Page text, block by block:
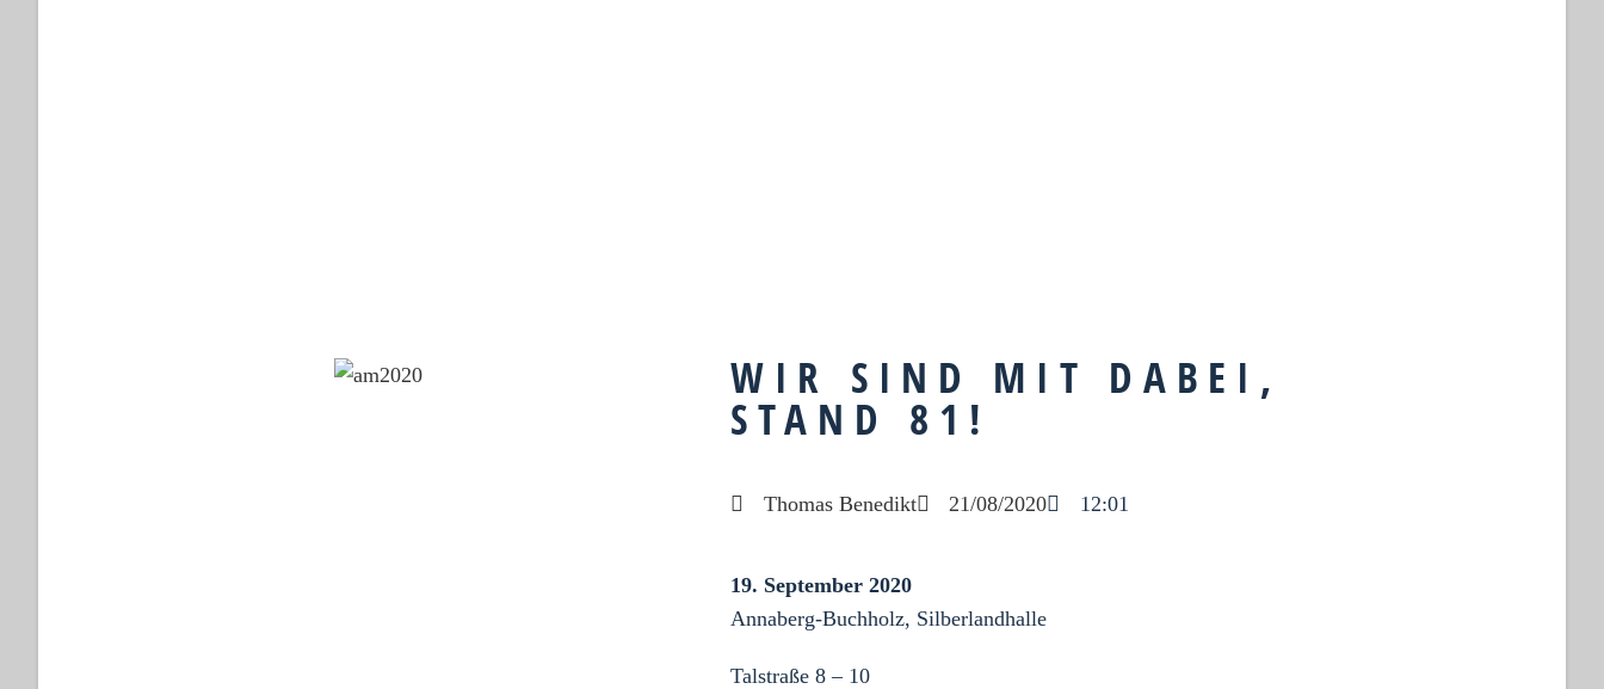
WIR SIND MIT DABEI,
STAND 81!
Thomas Benedikt 21/08/2020 12:01
19. September 2020
Annaberg-Buchholz, Silberlandhalle
Talstraße 8 – 10